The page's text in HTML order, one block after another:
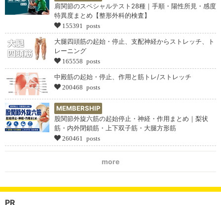
肩関節のスペシャルテスト28種｜手順・陽性所見・感度
特異度まとめ【整形外科的検査】
155391 posts
大腿四頭筋の起始・停止、支配神経からストレッチ、ト
レーニング
165558 posts
中殿筋の起始・停止、作用と筋トレ/ストレッチ
200468 posts
MEMBERSHIP
股関節外旋六筋の起始停止・神経・作用まとめ｜梨状
筋・内外閉鎖筋・上下双子筋・大腿方形筋
260461 posts
more
PR